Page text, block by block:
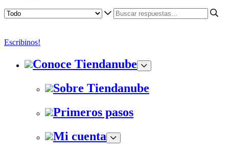
Escribinos!
Conoce Tiendanube
Sobre Tiendanube
Primeros pasos
Mi cuenta